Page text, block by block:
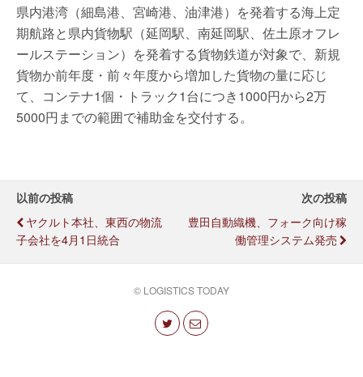
県内港湾（細島港、宮崎港、油津港）を発着する海上定
期航路と県内貨物駅（延岡駅、南延岡駅、佐土原オフレ
ールステーション）を発着する貨物鉄道が対象で、新規
貨物か前年度・前々年度から増加した貨物の量に応じ
て、コンテナ1個・トラック1台につき1000円から2万
5000円までの範囲で補助金を交付する。
以前の投稿
ヤクルト本社、東西の物流
子会社を4月1日統合
次の投稿
豊田自動織機、フォーク向け稼
働管理システム発売
© LOGISTICS TODAY